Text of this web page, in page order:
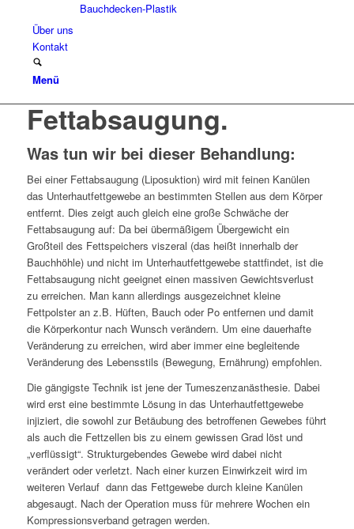
Bauchdecken-Plastik
Über uns
Kontakt
Menü
Fettabsaugung.
Was tun wir bei dieser Behandlung:
Bei einer Fettabsaugung (Liposuktion) wird mit feinen Kanülen
das Unterhautfettgewebe an bestimmten Stellen aus dem Körper
entfernt. Dies zeigt auch gleich eine große Schwäche der
Fettabsaugung auf: Da bei übermäßigem Übergewicht ein
Großteil des Fettspeichers viszeral (das heißt innerhalb der
Bauchhöhle) und nicht im Unterhautfettgewebe stattfindet, ist die
Fettabsaugung nicht geeignet einen massiven Gewichtsverlust
zu erreichen. Man kann allerdings ausgezeichnet kleine
Fettpolster an z.B. Hüften, Bauch oder Po entfernen und damit
die Körperkontur nach Wunsch verändern. Um eine dauerhafte
Veränderung zu erreichen, wird aber immer eine begleitende
Veränderung des Lebensstils (Bewegung, Ernährung) empfohlen.
Die gängigste Technik ist jene der Tumeszenzanästhesie. Dabei
wird erst eine bestimmte Lösung in das Unterhautfettgewebe
injiziert, die sowohl zur Betäubung des betroffenen Gewebes führt
als auch die Fettzellen bis zu einem gewissen Grad löst und
„verflüssigt“. Strukturgebendes Gewebe wird dabei nicht
verändert oder verletzt. Nach einer kurzen Einwirkzeit wird im
weiteren Verlauf dann das Fettgewebe durch kleine Kanülen
abgesaugt. Nach der Operation muss für mehrere Wochen ein
Kompressionsverband getragen werden.